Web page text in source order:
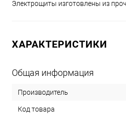
Электрощиты изготовлены из
ХАРАКТЕРИСТИКИ
Общая информация
Производитель
Код товара